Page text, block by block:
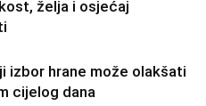
želja i osjećaj
izbor hrane može olakšati
cijelog dana